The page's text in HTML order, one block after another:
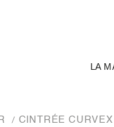
LA
CINTRÉE CURVEX